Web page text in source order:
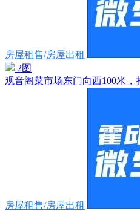
房屋租售/房屋出租
2图
观音阁菜市场东门向西100米
房屋租售/房屋出租